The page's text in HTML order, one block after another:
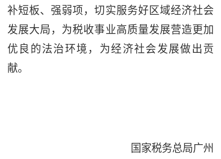
补短板、强弱项，切实服务好区域经济社会
发展大局，为税收事业高质量发展营造更加
优良的法治环境， 为经济社会发展做出贡
献。
国家税务总局广州